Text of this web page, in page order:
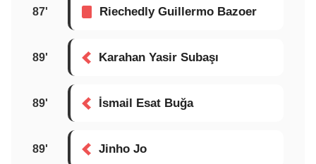
87' Riechedly Guillermo Bazoer
89' Karahan Yasir Subaşı
89' İsmail Esat Buğa
89' Jinho Jo